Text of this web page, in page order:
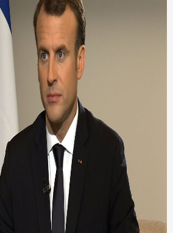
تحقيقات صحفية
عامة ومنوعات
طب وصحة